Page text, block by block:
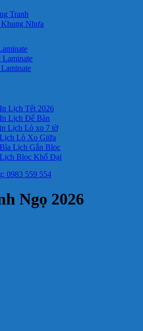
Tranh
Nhựa
Lịch Tết 2026
Lịch Để Bàn
Lịch Lò xo 7 tờ
Lò Xo Giữa
Lịch Gắn Bloc
Bloc Khổ Đại
0983 559 554
Ngọ 2026